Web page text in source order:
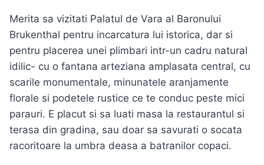
Merita sa vizitati Palatul de Vara al Baronului
Brukenthal pentru incarcatura lui istorica, dar si
pentru placerea unei plimbari intr-un cadru natural
idilic- cu o fantana arteziana amplasata central, cu
scarile monumentale, minunatele aranjamente
florale si podetele rustice ce te conduc peste mici
parauri. E placut si sa luati masa la restaurantul si
terasa din gradina, sau doar sa savurati o socata
racoritoare la umbra deasa a batranilor copaci.